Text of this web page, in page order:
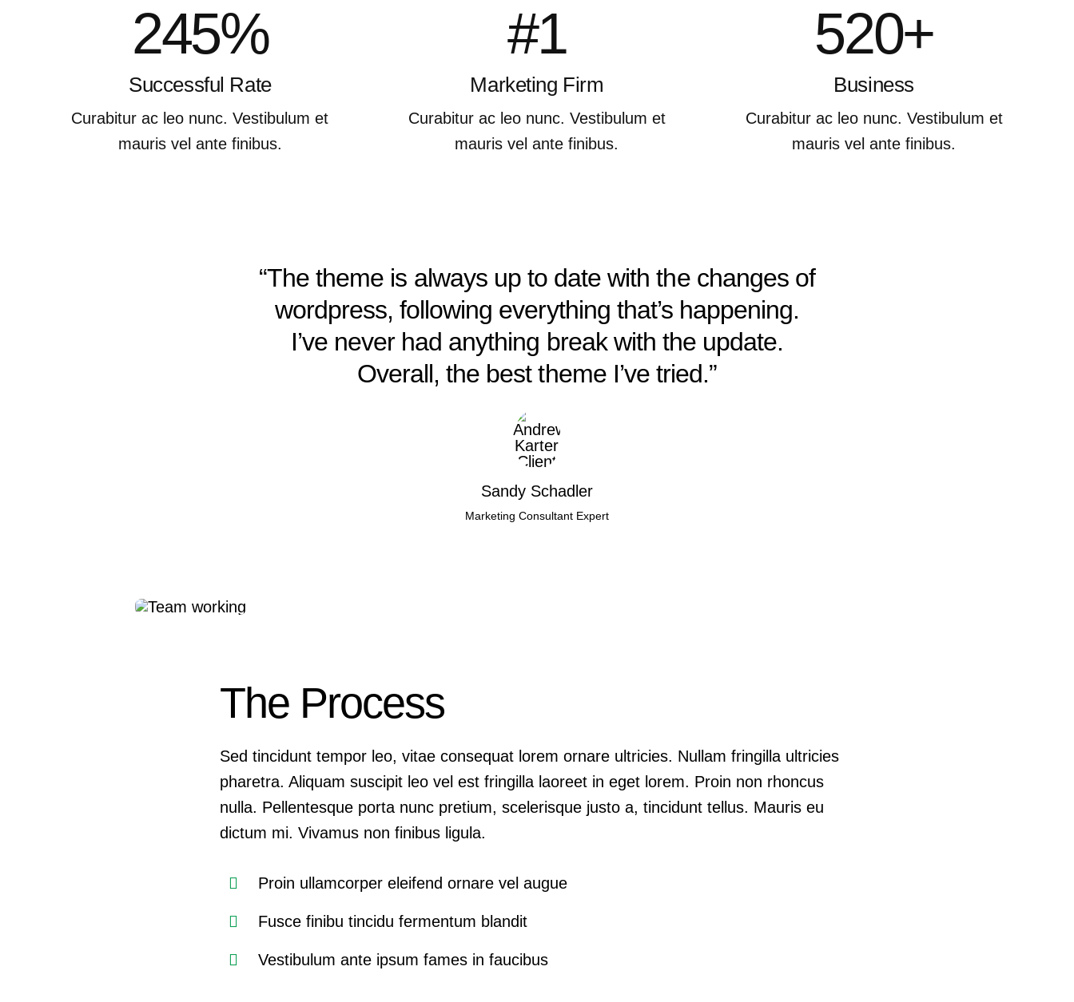
245%
Successful Rate
Curabitur ac leo nunc. Vestibulum et
mauris vel ante finibus.
#1
Marketing Firm
Curabitur ac leo nunc. Vestibulum et
mauris vel ante finibus.
520+
Business
Curabitur ac leo nunc. Vestibulum et
mauris vel ante finibus.
“The theme is always up to date with the changes of
wordpress, following everything that’s happening.
I’ve never had anything break with the update.
Overall, the best theme I’ve tried.”
Sandy Schadler
Marketing Consultant Expert
The Process
Sed tincidunt tempor leo, vitae consequat lorem ornare ultricies. Nullam fringilla ultricies
pharetra. Aliquam suscipit leo vel est fringilla laoreet in eget lorem. Proin non rhoncus
nulla. Pellentesque porta nunc pretium, scelerisque justo a, tincidunt tellus. Mauris eu
dictum mi. Vivamus non finibus ligula.
Proin ullamcorper eleifend ornare vel augue
Fusce finibu tincidu fermentum blandit
Vestibulum ante ipsum fames in faucibus